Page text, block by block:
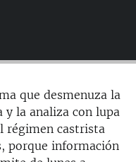
que desmenuza la
la analiza con lupa
régimen castrista
porque información